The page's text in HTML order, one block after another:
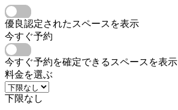
優良認定されたスペースを表示
今すぐ予約
今すぐ予約を確定できるスペースを表示
料金を選ぶ
下限なし